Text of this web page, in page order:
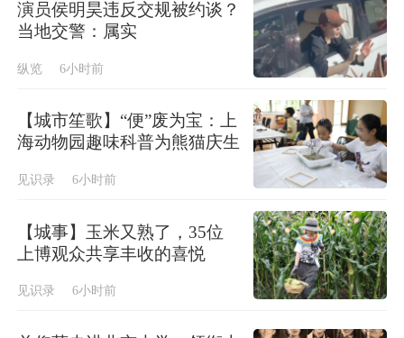
演员侯明昊违反交规被约谈？
当地交警：属实
纵览 6小时前
【城市笙歌】“便”废为宝：上
海动物园趣味科普为熊猫庆生
见识录 6小时前
【城事】玉米又熟了，35位
上博观众共享丰收的喜悦
见识录 6小时前